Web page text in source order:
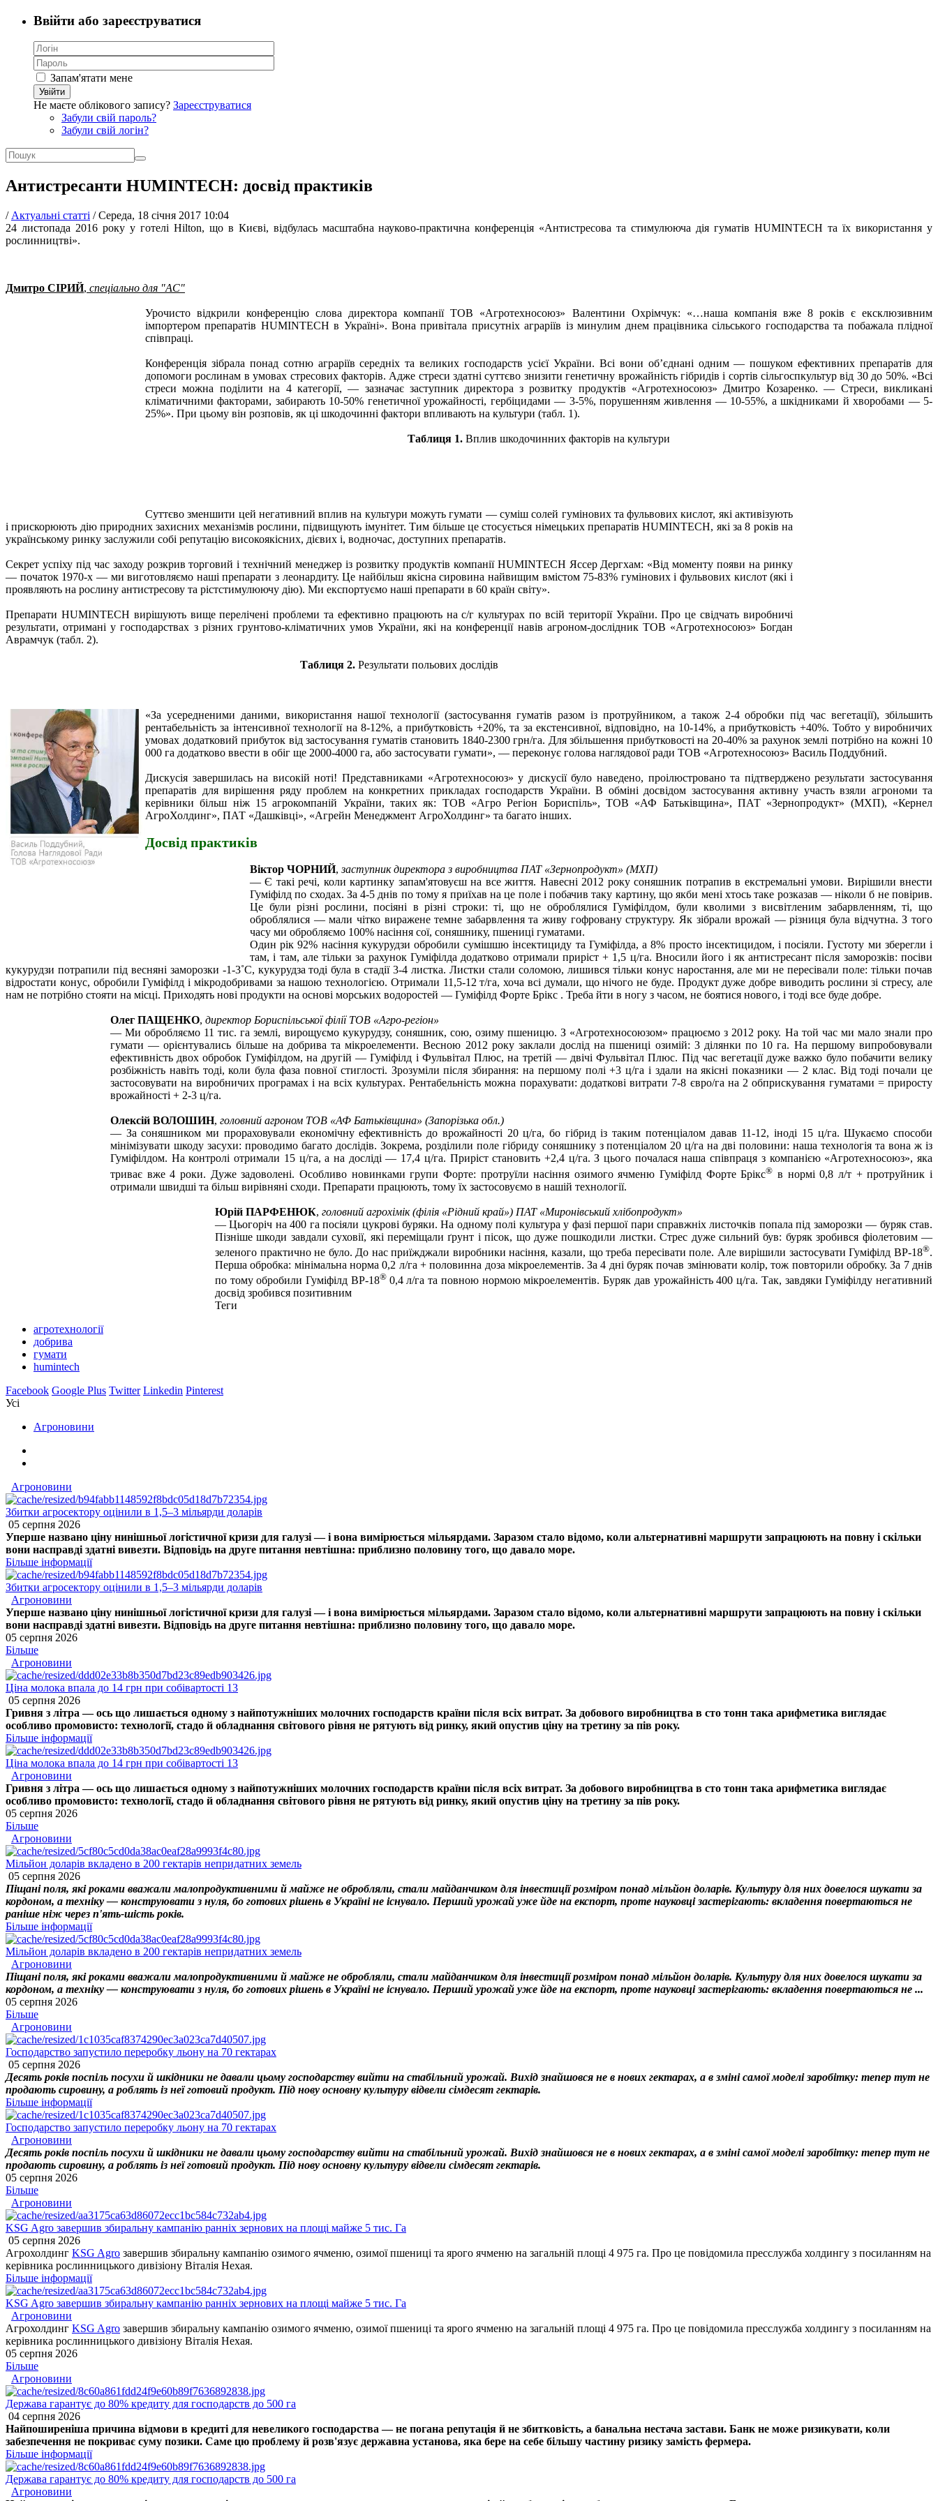
Ввійти або зареєструватися
Запам'ятати мене
Увійти
Не маєте облікового запису? Зареєструватися
Забули свій пароль?
Забули свій логін?
Антистресанти HUMINTECH: досвід практиків
/ Актуальні статті /Середа, 18 січня 2017 10:04
24 листопада 2016 року у готелі Hilton, що в Києві, відбулась масштабна науково-практична конференція «Антистресова та стимулююча дія гуматів HUMINTECH та їх використання у
рослинництві».
Дмитро СІРИЙ, спеціально для "АС"
Урочисто відкрили конференцію слова директора компанії ТОВ «Агротехносоюз» Валентини Охрімчук: «…наша компанія вже 8 років є ексклюзивним
імпортером препаратів HUMINTECH в Україні». Вона привітала присутніх аграріїв із минулим днем працівника сільського господарства та побажала плідної
співпраці.
Конференція зібрала понад сотню аграріїв середніх та великих господарств усієї України. Всі вони об’єднані одним — пошуком ефективних препаратів для
допомоги рослинам в умовах стресових факторів. Адже стреси здатні суттєво знизити генетичну врожайність гібридів і сортів сільгоспкультур від 30 до 50%. «Всі
стреси можна поділити на 4 категорії, — зазначає заступник директора з розвитку продуктів «Агротехносоюз» Дмитро Козаренко. — Стреси, викликані
кліматичними факторами, забирають 10-50% генетичної урожайності, гербіцидами — 3-5%, порушенням живлення — 10-55%, а шкідниками й хворобами — 5-
25%». При цьому він розповів, як ці шкодочинні фактори впливають на культури (табл. 1).
Таблиця 1. Вплив шкодочинних факторів на культури
Суттєво зменшити цей негативний вплив на культури можуть гумати — суміш солей гумінових та фульвових кислот, які активізують
і прискорюють дію природних захисних механізмів рослини, підвищують імунітет. Тим більше це стосується німецьких препаратів HUMINTECH, які за 8 років на
українському ринку заслужили собі репутацію високоякісних, дієвих і, водночас, доступних препаратів.
Секрет успіху під час заходу розкрив торговий і технічний менеджер із розвитку продуктів компанії HUMINTECH Яссер Дергхам: «Від моменту появи на ринку
— початок 1970-х — ми виготовляємо наші препарати з леонардиту. Це найбільш якісна сировина найвищим вмістом 75-83% гумінових і фульвових кислот (які і
проявляють на рослину антистресову та рістстимулюючу дію). Ми експортуємо наші препарати в 60 країн світу».
Препарати HUMINTECH вирішують вище перелічені проблеми та ефективно працюють на с/г культурах по всій території України. Про це свідчать виробничі
результати, отримані у господарствах з різних грунтово-кліматичних умов України, які на конференції навів агроном-дослідник ТОВ «Агротехносоюз» Богдан
Аврамчук (табл. 2).
Таблиця 2. Результати польових дослідів
«За усередненими даними, використання нашої технології (застосування гуматів разом із протруйником, а також 2-4 обробки під час вегетації), збільшить
рентабельність за інтенсивної технології на 8-12%, а прибутковість +20%, та за екстенсивної, відповідно, на 10-14%, а прибутковість +40%. Тобто у виробничих
умовах додатковий прибуток від застосування гуматів становить 1840-2300 грн/га. Для збільшення прибутковості на 20-40% за рахунок землі потрібно на кожні 10
000 га додатково ввести в обіг ще 2000-4000 га, або застосувати гумати», — переконує голова наглядової ради ТОВ «Агротехносоюз» Василь Поддубний.
Дискусія завершилась на високій ноті! Представниками «Агротехносоюз» у дискусії було наведено, проілюстровано та підтверджено результати застосування
препаратів для вирішення ряду проблем на конкретних прикладах господарств України. В обміні досвідом застосування активну участь взяли агрономи та
керівники більш ніж 15 агрокомпаній України, таких як: ТОВ «Агро Регіон Бориспіль», ТОВ «АФ Батьківщина», ПАТ «Зернопродукт» (МХП), «Кернел
АгроХолдинг», ПАТ «Дашківці», «Агрейн Менеджмент АгроХолдинг» та багато інших.
Досвід практиків
Віктор ЧОРНИЙ,заступник директора з виробництва ПАТ «Зернопродукт» (МХП)
— Є такі речі, коли картинку запам'ятовуєш на все життя. Навесні 2012 року соняшник потрапив в екстремальні умови. Вирішили внести
Гуміфілд по сходах. За 4-5 днів по тому я приїхав на це поле і побачив таку картину, що якби мені хтось таке розказав — ніколи б не повірив.
Це були різні рослини, посіяні в різні строки: ті, що не оброблялися Гуміфілдом, були кволими з висвітленим забарвленням, ті, що
оброблялися — мали чітко виражене темне забарвлення та живу гофровану структуру. Як зібрали врожай — різниця була відчутна. З того
часу ми обробляємо 100% насіння сої, соняшнику, пшениці гуматами.
Один рік 92% насіння кукурудзи обробили сумішшю інсектициду та Гуміфілда, а 8% просто інсектицидом, і посіяли. Густоту ми зберегли і
там, і там, але тільки за рахунок Гуміфілда додатково отримали приріст + 1,5 ц/га. Вносили його і як антистресант після заморозків: посіви
кукурудзи потрапили під весняні заморозки -1-3˚С, кукурудза тоді була в стадії 3-4 листка. Листки стали соломою, лишився тільки конус наростання, але ми не пересівали поле: тільки почав
відростати конус, обробили Гуміфілд і мікродобривами за нашою технологією. Отримали 11,5-12 т/га, хоча всі думали, що нічого не буде. Продукт дуже добре виводить рослини зі стресу, але
нам не потрібно стояти на місці. Приходять нові продукти на основі морських водоростей — Гуміфілд Форте Брікс . Треба йти в ногу з часом, не боятися нового, і тоді все буде добре.
Олег ПАЩЕНКО, директор Бориспільської філії ТОВ «Агро-регіон»
— Ми обробляємо 11 тис. га землі, вирощуємо кукурудзу, соняшник, сою, озиму пшеницю. З «Агротехносоюзом» працюємо з 2012 року. На той час ми мало знали про
гумати — орієнтувались більше на добрива та мікроелементи. Весною 2012 року заклали дослід на пшениці озимій: 3 ділянки по 10 га. На першому випробовували
ефективність двох обробок Гуміфілдом, на другій — Гуміфілд і Фульвітал Плюс, на третій — двічі Фульвітал Плюс. Під час вегетації дуже важко було побачити велику
розбіжність навіть тоді, коли була фаза повної стиглості. Зрозуміли після збирання: на першому полі +3 ц/га і здали на якісні показники — 2 клас. Від тоді почали це
застосовувати на виробничих програмах і на всіх культурах. Рентабельність можна порахувати: додаткові витрати 7-8 євро/га на 2 обприскування гуматами = приросту
врожайності + 2-3 ц/га.
Олексій ВОЛОШИН, головний агроном ТОВ «АФ Батьківщина» (Запорізька обл.)
— За соняшником ми прораховували економічну ефективність до врожайності 20 ц/га, бо гібрид із таким потенціалом давав 11-12, іноді 15 ц/га. Шукаємо способи
мінімізувати шкоду засухи: проводимо багато дослідів. Зокрема, розділили поле гібриду соняшнику з потенціалом 20 ц/га на дві половини: наша технологія та вона ж із
Гуміфілдом. На контролі отримали 15 ц/га, а на досліді — 17,4 ц/га. Приріст становить +2,4 ц/га. З цього почалася наша співпраця з компанією «Агротехносоюз», яка
триває вже 4 роки. Дуже задоволені. Особливо новинками групи Форте: протруїли насіння озимого ячменю Гуміфілд Форте Брікс® в нормі 0,8 л/т + протруйник і
отримали швидші та більш вирівняні сходи. Препарати працюють, тому їх застосовуємо в нашій технології.
Юрій ПАРФЕНЮК, головний агрохімік (філія «Рідний край») ПАТ «Миронівський хлібопродукт»
— Цьогоріч на 400 га посіяли цукрові буряки. На одному полі культура у фазі першої пари справжніх листочків попала під заморозки — буряк став.
Пізніше шкоди завдали суховії, які переміщали ґрунт і пісок, що дуже пошкодили листки. Стрес дуже сильний був: буряк зробився фіолетовим —
зеленого практично не було. До нас приїжджали виробники насіння, казали, що треба пересівати поле. Але вирішили застосувати Гуміфілд ВР-18®.
Перша обробка: мінімальна норма 0,2 л/га + половинна доза мікроелементів. За 4 дні буряк почав змінювати колір, тож повторили обробку. За 7 днів
по тому обробили Гуміфілд ВР-18® 0,4 л/га та повною нормою мікроелементів. Буряк дав урожайність 400 ц/га. Так, завдяки Гуміфілду негативний
досвід зробився позитивним
Теги
агротехнології
добрива
гумати
humintech
Facebook Google Plus Twitter Linkedin Pinterest
Усі
Агроновини
Агроновини
Збитки агросектору оцінили в 1,5–3 мільярди доларів
05 серпня 2026
Уперше названо ціну нинішньої логістичної кризи для галузі — і вона вимірюється мільярдами. Заразом стало відомо, коли альтернативні маршрути запрацюють на повну і скільки
вони насправді здатні вивезти. Відповідь на друге питання невтішна: приблизно половину того, що давало море.
Більше інформації
Збитки агросектору оцінили в 1,5–3 мільярди доларів
Агроновини
Уперше названо ціну нинішньої логістичної кризи для галузі — і вона вимірюється мільярдами. Заразом стало відомо, коли альтернативні маршрути запрацюють на повну і скільки
вони насправді здатні вивезти. Відповідь на друге питання невтішна: приблизно половину того, що давало море.
05 серпня 2026
Більше
Агроновини
Ціна молока впала до 14 грн при собівартості 13
05 серпня 2026
Гривня з літра — ось що лишається одному з найпотужніших молочних господарств країни після всіх витрат. За добового виробництва в сто тонн така арифметика виглядає
особливо промовисто: технології, стадо й обладнання світового рівня не рятують від ринку, який опустив ціну на третину за пів року.
Більше інформації
Ціна молока впала до 14 грн при собівартості 13
Агроновини
Гривня з літра — ось що лишається одному з найпотужніших молочних господарств країни після всіх витрат. За добового виробництва в сто тонн така арифметика виглядає
особливо промовисто: технології, стадо й обладнання світового рівня не рятують від ринку, який опустив ціну на третину за пів року.
05 серпня 2026
Більше
Агроновини
Мільйон доларів вкладено в 200 гектарів непридатних земель
05 серпня 2026
Піщані поля, які роками вважали малопродуктивними й майже не обробляли, стали майданчиком для інвестиції розміром понад мільйон доларів. Культуру для них довелося шукати за
кордоном, а техніку — конструювати з нуля, бо готових рішень в Україні не існувало. Перший урожай уже йде на експорт, проте науковці застерігають: вкладення повертаються не
раніше ніж через п'ять-шість років.
Більше інформації
Мільйон доларів вкладено в 200 гектарів непридатних земель
Агроновини
Піщані поля, які роками вважали малопродуктивними й майже не обробляли, стали майданчиком для інвестиції розміром понад мільйон доларів. Культуру для них довелося шукати за
кордоном, а техніку — конструювати з нуля, бо готових рішень в Україні не існувало. Перший урожай уже йде на експорт, проте науковці застерігають: вкладення повертаються не ...
05 серпня 2026
Більше
Агроновини
Господарство запустило переробку льону на 70 гектарах
05 серпня 2026
Десять років поспіль посухи й шкідники не давали цьому господарству вийти на стабільний урожай. Вихід знайшовся не в нових гектарах, а в зміні самої моделі заробітку: тепер тут не
продають сировину, а роблять із неї готовий продукт. Під нову основну культуру відвели сімдесят гектарів.
Більше інформації
Господарство запустило переробку льону на 70 гектарах
Агроновини
Десять років поспіль посухи й шкідники не давали цьому господарству вийти на стабільний урожай. Вихід знайшовся не в нових гектарах, а в зміні самої моделі заробітку: тепер тут не
продають сировину, а роблять із неї готовий продукт. Під нову основну культуру відвели сімдесят гектарів.
05 серпня 2026
Більше
Агроновини
KSG Agro завершив збиральну кампанію ранніх зернових на площі майже 5 тис. Га
05 серпня 2026
Агрохолдинг KSG Agro завершив збиральну кампанію озимого ячменю, озимої пшениці та ярого ячменю на загальній площі 4 975 га. Про це повідомила пресслужба холдингу з посиланням на
керівника рослинницького дивізіону Віталія Нехая.
Більше інформації
KSG Agro завершив збиральну кампанію ранніх зернових на площі майже 5 тис. Га
Агроновини
Агрохолдинг KSG Agro завершив збиральну кампанію озимого ячменю, озимої пшениці та ярого ячменю на загальній площі 4 975 га. Про це повідомила пресслужба холдингу з посиланням на
керівника рослинницького дивізіону Віталія Нехая.
05 серпня 2026
Більше
Агроновини
Держава гарантує до 80% кредиту для господарств до 500 га
04 серпня 2026
Найпоширеніша причина відмови в кредиті для невеликого господарства — не погана репутація й не збитковість, а банальна нестача застави. Банк не може ризикувати, коли
забезпечення не покриває суму позики. Саме цю проблему й розв'язує державна установа, яка бере на себе більшу частину ризику замість фермера.
Більше інформації
Держава гарантує до 80% кредиту для господарств до 500 га
Агроновини